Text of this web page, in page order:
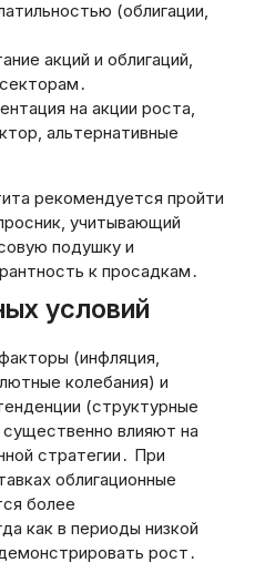
(облигации,
акций и облигаций,
на акции роста,
альтернативные
рекомендуется пройти
учитывающий
подушку и
к просадкам․
условий
(инфляция,
колебания) и
(структурные
влияют на
стратегии․ При
облигационные
более
как в периоды низкой
рост․